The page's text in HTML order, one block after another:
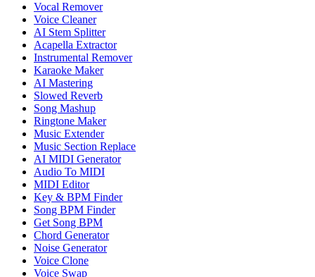
Vocal Remover
Voice Cleaner
AI Stem Splitter
Acapella Extractor
Instrumental Remover
Karaoke Maker
AI Mastering
Slowed Reverb
Song Mashup
Ringtone Maker
Music Extender
Music Section Replace
AI MIDI Generator
Audio To MIDI
MIDI Editor
Key & BPM Finder
Song BPM Finder
Get Song BPM
Chord Generator
Noise Generator
Voice Clone
Voice Swap